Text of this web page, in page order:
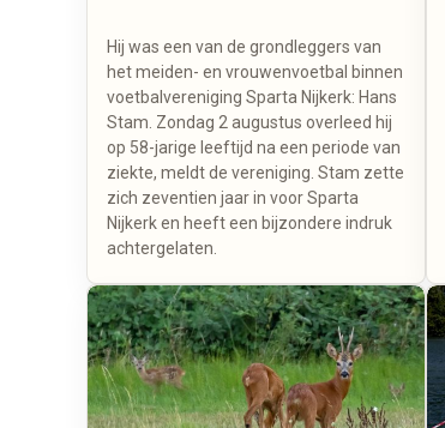
Hij was een van de grondleggers van
het meiden- en vrouwenvoetbal binnen
voetbalvereniging Sparta Nijkerk: Hans
Stam. Zondag 2 augustus overleed hij
op 58-jarige leeftijd na een periode van
ziekte, meldt de vereniging. Stam zette
zich zeventien jaar in voor Sparta
Nijkerk en heeft een bijzondere indruk
achtergelaten.